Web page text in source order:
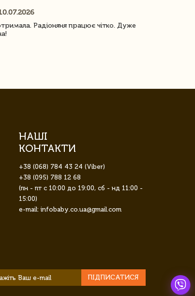
Радіоняня працює чітко. Дуже
НАШІ
КОНТАКТИ
+38 (068) 784 43 24 (Viber)
+38 (095) 788 12 68
(пн - пт с 10:00 до 19:00, сб - нд 11:00 -
15:00)
e-mail: infobaby.co.ua@gmail.com
ПІДПИСАТИСЯ